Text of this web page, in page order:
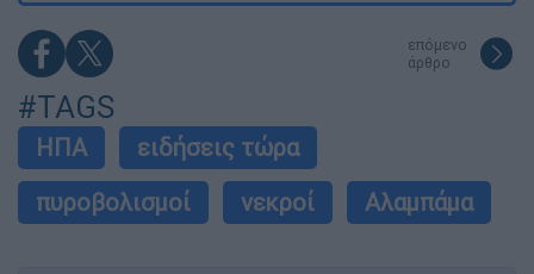
επόμενο
άρθρο
#TAGS
ΗΠΑ
ειδήσεις τώρα
πυροβολισμοί
νεκροί Αλαμπάμα